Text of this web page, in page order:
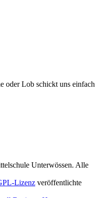
oder Lob schickt uns einfach
Unterwössen. Alle
Lizenz veröffentlichte